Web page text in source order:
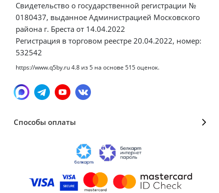
Свидетельство о государственной регистрации №
0180437, выданное Администрацией Московского
района г. Бреста от 14.04.2022
Регистрация в торговом реестре 20.04.2022, номер:
532542
https://www.q5by.ru4.8 из5 на основе 515оценок.
Способы оплаты